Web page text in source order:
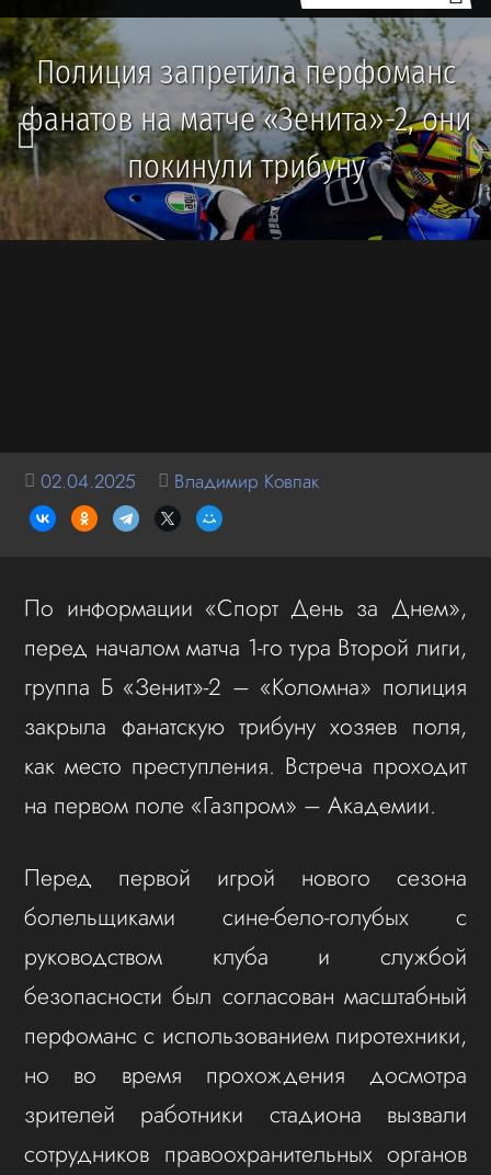
Полиция запретила перфоманс
фанатов на матче «Зенита»-2, они
покинули трибуну
02.04.2025 Владимир Ковпак
По информации «Спорт День за Днем»,
перед началом матча 1-го тура Второй лиги,
группа Б «Зенит»-2 – «Коломна» полиция
закрыла фанатскую трибуну хозяев поля,
как место преступления. Встреча проходит
на первом поле «Газпром» – Академии.
Перед первой игрой нового сезона
болельщиками сине-бело-голубых с
руководством клуба и службой
безопасности был согласован масштабный
перфоманс с использованием пиротехники,
но во время прохождения досмотра
зрителей работники стадиона вызвали
сотрудников правоохранительных органов